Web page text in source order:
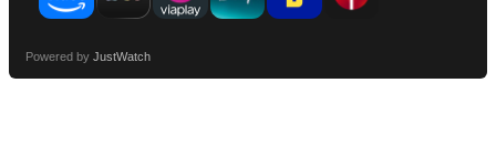
Powered by JustWatch